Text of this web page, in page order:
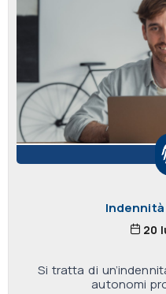
Indennità
20
Si tratta di
autonomi